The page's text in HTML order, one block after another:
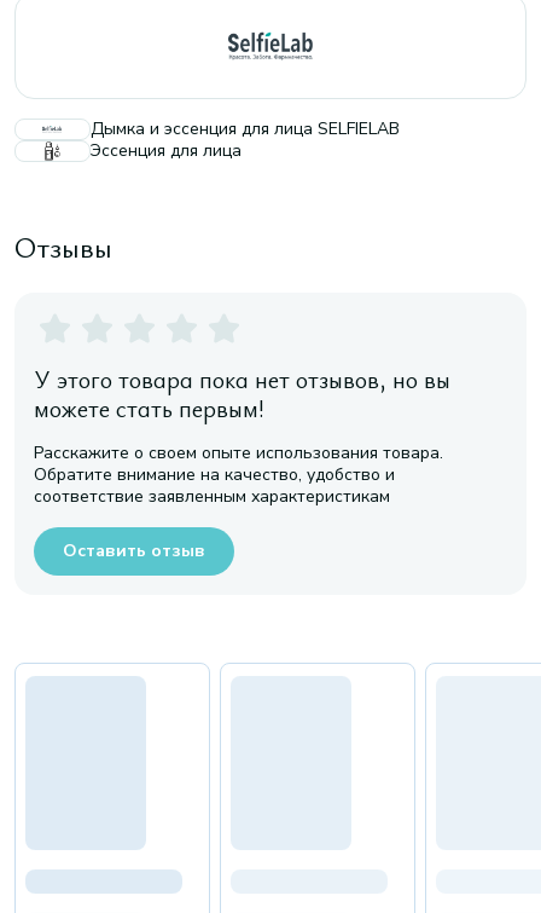
Дымка и эссенция для лица SELFIELAB
Эссенция для лица
Отзывы
У этого товара пока нет отзывов, но вы
можете стать первым!
Расскажите о своем опыте использования товара.
Обратите внимание на качество, удобство и
соответствие заявленным характеристикам
Оставить отзыв